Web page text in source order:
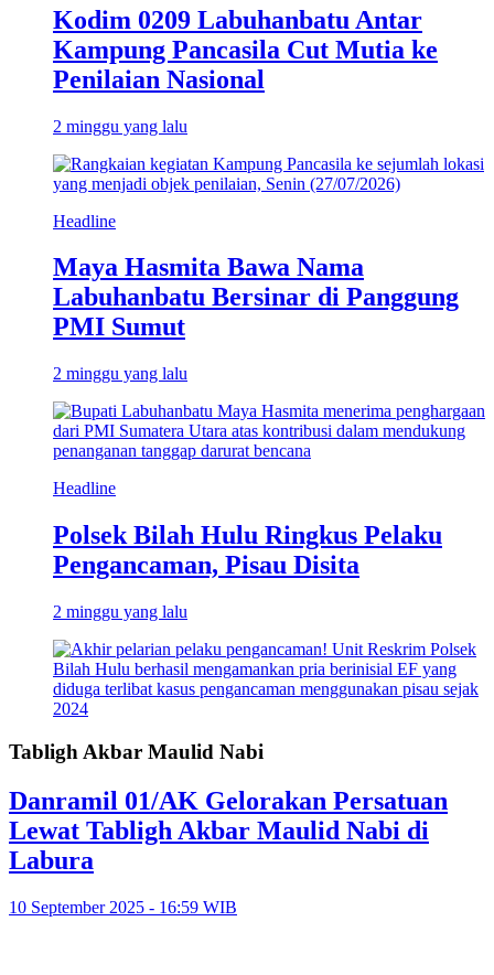
Kodim 0209 Labuhanbatu Antar
Kampung Pancasila Cut Mutia ke
Penilaian Nasional
2 minggu yang lalu
Headline
Maya Hasmita Bawa Nama
Labuhanbatu Bersinar di Panggung
PMI Sumut
2 minggu yang lalu
Headline
Polsek Bilah Hulu Ringkus Pelaku
Pengancaman, Pisau Disita
2 minggu yang lalu
Tabligh Akbar Maulid Nabi
Danramil 01/AK Gelorakan Persatuan
Lewat Tabligh Akbar Maulid Nabi di
Labura
10 September 2025 - 16:59 WIB